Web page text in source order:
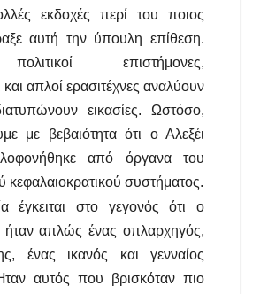
εκδοχές περί του ποιος
αυτή την ύπουλη επίθεση.
επιστήμονες,
απλοί ερασιτέχνες αναλύουν
εικασίες. Ωστόσο,
με βεβαιότητα ότι ο Αλεξέι
από όργανα του
κεφαλαιοκρατικού συστήματος.
έγκειται στο γεγονός ότι ο
ήταν απλώς ένας οπλαρχηγός,
ένας ικανός και γενναίος
αυτός που βρισκόταν πιο